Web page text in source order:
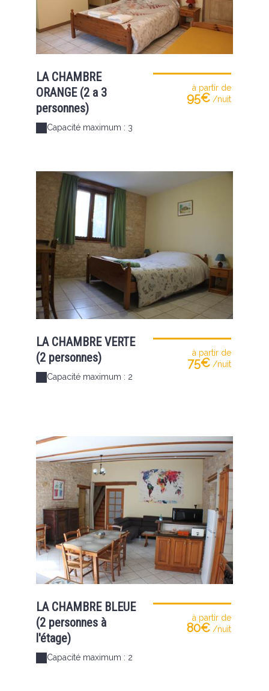
LA CHAMBRE
ORANGE (2 a 3
personnes)
Capacité maximum : 3
à partir de
95€ /nuit
LA CHAMBRE VERTE
(2 personnes)
Capacité maximum : 2
à partir de
75€ /nuit
LA CHAMBRE BLEUE
(2 personnes à
l'étage)
Capacité maximum : 2
à partir de
80€ /nuit